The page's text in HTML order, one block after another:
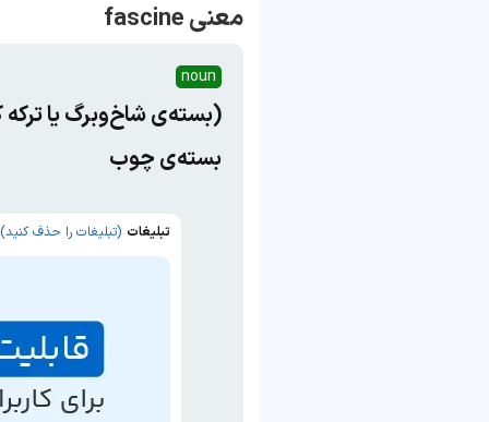
معنی fascine
noun
(بسته‌ی شاخ‌و‌برگ یا ترکه
بسته‌ی چوب
تبلیغات (تبلیغات را حذف کنید)